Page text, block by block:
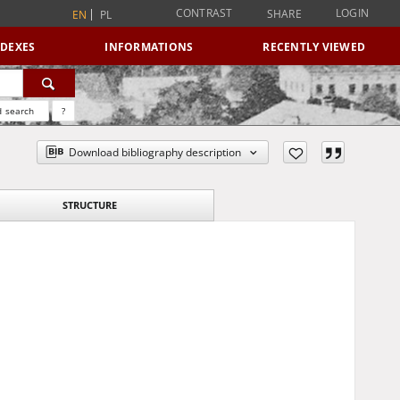
EN PL CONTRAST SHARE LOGIN
INFORMATIONS RECENTLY VIEWED
search ?
Download bibliography description
STRUCTURE